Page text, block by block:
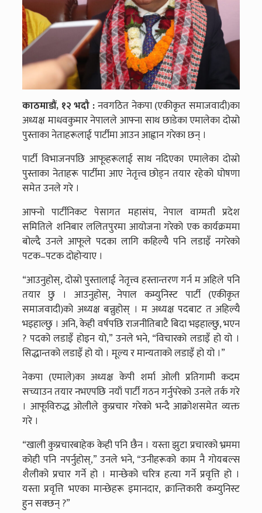
काठमाडौं, १२ भदौ :नवगठित नेकपा (एकीकृत समाजवादी)का
अध्यक्ष माधवकुमार नेपालले आफ्ना साथ छाडेका एमालेका दोस्रो
पुस्ताका नेताहरूलाई पार्टीमा आउन आह्वान गरेका छन् ।
पार्टी विभाजनपछि आफूहरूलाई साथ नदिएका एमालेका दोस्रो
पुस्ताका नेताहरू पार्टीमा आए नेतृत्त्व छोड्न तयार रहेको घोषणा
समेत उनले गरे ।
आफ्नो पार्टीनिकट पेसागत महासंघ, नेपाल वाग्मती प्रदेश
समितिले शनिबार ललितपुरमा आयोजना गरेको एक कार्यक्रममा
बोल्दै उनले आफूले पदका लागि कहिल्यै पनि लडाइँ नगरेको
पटक–पटक दोहोर्‍याए ।
“आउनुहोस्, दोस्रो पुस्तालाई नेतृत्त्व हस्तान्तरण गर्न म अहिले पनि
तयार छु । आउनुहोस्, नेपाल कम्युनिस्ट पार्टी (एकीकृत
समाजवादी)को अध्यक्ष बन्नुहोस् । म अध्यक्ष पदबाट त अहिल्यै
भइहाल्छु । अनि, केही वर्षपछि राजनीतिबाटै बिदा भइहाल्छु, भएन
? पदको लडाइँ होइन यो,” उनले भने, “विचारको लडाइँ हो यो ।
सिद्धान्तको लडाइँ हो यो । मूल्य र मान्यताको लडाइँ हो यो ।”
​नेकपा (एमाले)का अध्यक्ष केपी शर्मा ओली प्रतिगामी कदम
सच्याउन तयार नभएपछि नयाँ पार्टी गठन गर्नुपरेको उनले तर्क गरे
। आफूविरुद्ध ओलीले कुप्रचार गरेको भन्दै आक्रोशसमेत व्यक्त
गरे ।
“खाली कुप्रचारबाहेक केही पनि छैन । यस्ता झुटा प्रचारको भ्रममा
कोही पनि नपर्नुहोस्,” उनले भने, “उनीहरूको काम नै गोयबल्स
शैलीको प्रचार गर्ने हो । मान्छेको चरित्र हत्या गर्ने प्रवृत्ति हो ।
यस्ता प्रवृत्ति भएका मान्छेहरू इमानदार, क्रान्तिकारी कम्युनिस्ट
हुन सक्छन् ?”